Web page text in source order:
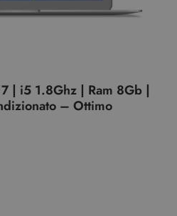
| i5 1.8Ghz | Ram 8Gb |
– Ottimo